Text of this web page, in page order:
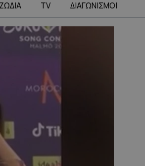
ΖΩΔΙΑ TV ΔΙΑΓΩΝΙΣΜΟΙ